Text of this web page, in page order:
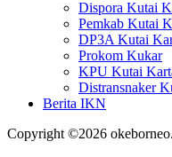
Dispora Kutai
Pemkab Kutai
DP3A Kutai
Prokom Kukar
KPU Kutai
Distransnaker
Berita IKN
Copyright ©2026